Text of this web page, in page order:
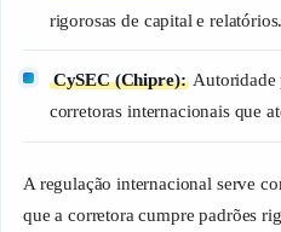
rigorosas de capital e relatórios.
CySEC (Chipre): Autoridade
corretoras internacionais que
A regulação internacional serve
que a corretora cumpre padrões